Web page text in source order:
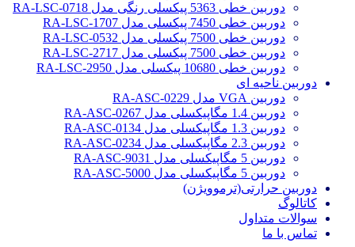
دوربین خطی 5363 پیکسلی رنگی مدل RA-LSC-0718
دوربین خطی 7450 پیکسلی مدل RA-LSC-1707
دوربین خطی 7500 پیکسلی مدل RA-LSC-0532
دوربین خطی 7500 پیکسلی مدل RA-LSC-2717
دوربین خطی 10680 پیکسلی مدل RA-LSC-2950
دوربین ناحیه ای
دوربین VGA مدل RA-ASC-0229
دوربین 1.4 مگاپیکسلی مدل RA-ASC-0267
دوربین 1.3 مگاپیکسلی مدل RA-ASC-0134
دوربین 2.3 مگاپیکسلی مدل RA-ASC-0234
دوربین 5 مگاپیکسلی مدل RA-ASC-9031
دوربین 5 مگاپیکسلی مدل RA-ASC-5000
دوربین حرارتی(ترموویژن)
کاتالوگ
سوالات متداول
تماس با ما